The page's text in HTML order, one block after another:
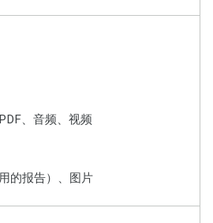
、音频、视频
的报告）、图片